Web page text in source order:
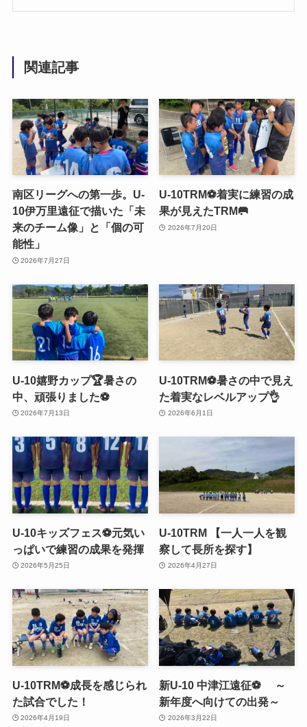
関連記事
南区リーグへの第一歩。U-
10伊万里遠征で描いた「未
来のチーム像」と「個の可
能性」
2026年7月27日
U-10TRM⚽️着実に練習の成
果が見えたTRM🥅
2026年7月20日
U-10嬉野カップ🏆暑さの
中、頑張りました⚽️
2026年7月13日
U-10TRM⚽️暑さの中で見え
た着実なレベルアップ👌
2026年6月1日
U-10キッズフェス⚽️元気い
っぱいで練習の成果を発揮
2026年5月25日
U-10TRM 【一人一人を観
察して長所を探す】
2026年4月27日
U-10TRM⚽️成長を感じられ
た試合でした！
2026年4月19日
新U-10 中津江遠征⚽ ～
新年度へ向けての出発～
2026年3月22日